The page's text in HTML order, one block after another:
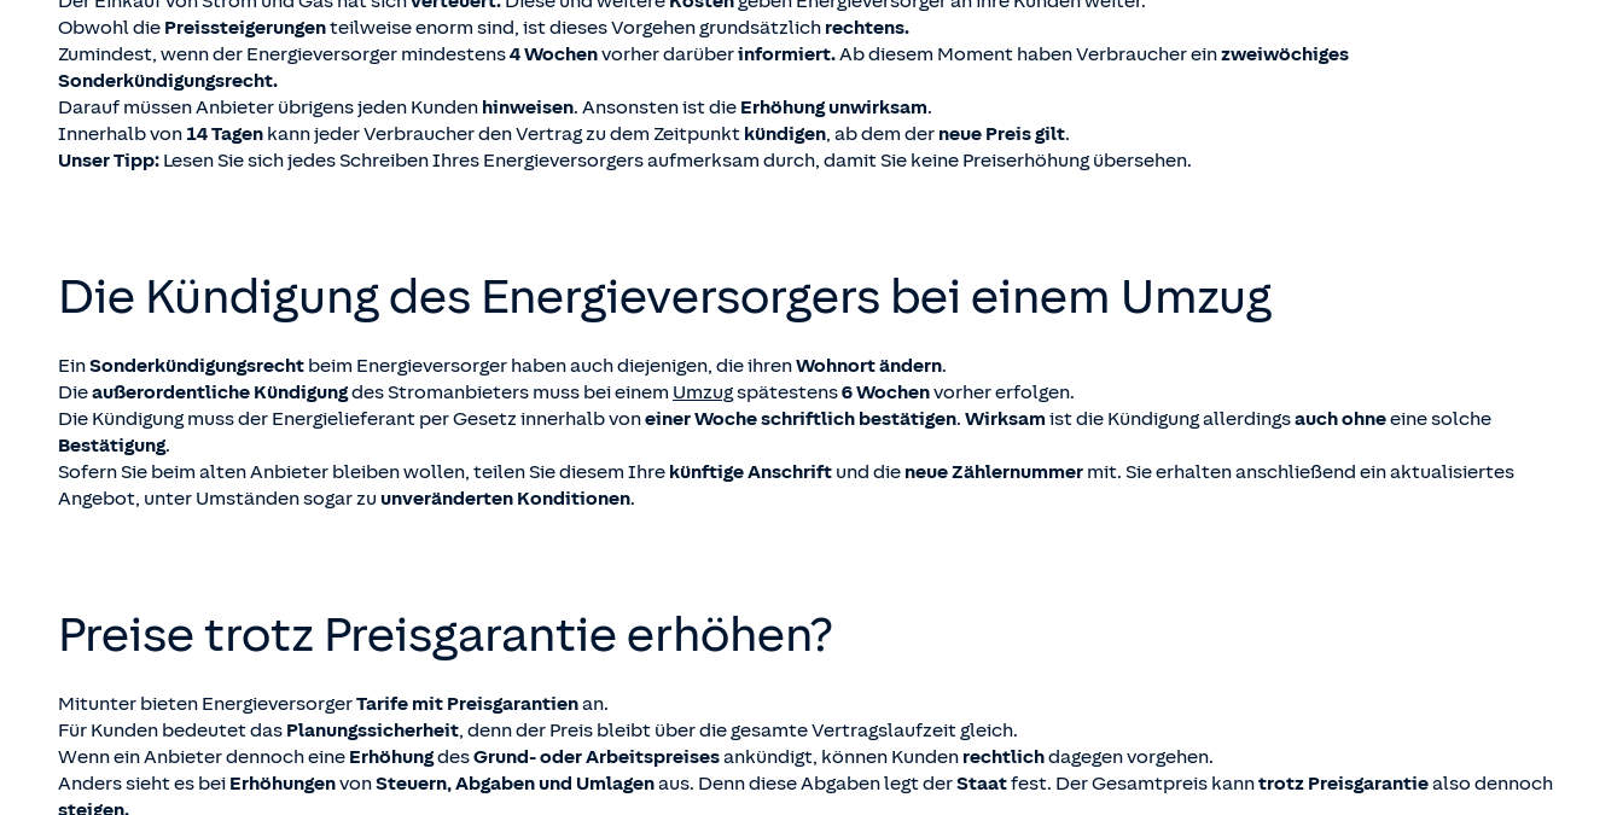
Obwohl die Preissteigerungenteilweise enorm sind, ist dieses Vorgehen grundsätzlich rechtens.
Zumindest, wenn der Energieversorger mindestens4 Wochenvorher darüberinformiert.Ab diesem Moment haben Verbraucher einzweiwöchiges
Sonderkündigungsrecht.
Darauf müssen Anbieter übrigens jeden Kunden hinweisen. Ansonsten ist die Erhöhungunwirksam.
Innerhalb von 14 Tagen kann jeder Verbraucher den Vertrag zu dem Zeitpunkt kündigen, ab dem der neue Preis gilt.
Unser Tipp: Lesen Sie sich jedes Schreiben Ihres Energieversorgers aufmerksam durch, damit Sie keine Preiserhöhung übersehen.
Die Kündigung des Energieversorgers bei einem Umzug
EinSonderkündigungsrecht beim Energieversorger haben auch diejenigen, die ihrenWohnort ändern.
Dieaußerordentliche Kündigungdes Stromanbieters muss bei einem Umzugspätestens6 Wochenvorher erfolgen.
Die Kündigung muss der Energielieferant per Gesetz innerhalb voneiner Wocheschriftlich bestätigen. Wirksamist die Kündigung allerdingsauch ohneeine solche
Bestätigung.
Sofern Sie beim alten Anbieter bleiben wollen, teilen Sie diesem Ihre künftige Anschrift und die neue Zählernummer mit. Sie erhalten anschließend ein aktualisiertes
Angebot, unter Umständen sogar zu unveränderten Konditionen.
Preise trotz Preisgarantie erhöhen?
Mitunter bieten EnergieversorgerTarife mit Preisgarantienan.
Für Kunden bedeutet das Planungssicherheit, denn der Preis bleibt über die gesamte Vertragslaufzeit gleich.
Wenn ein Anbieter dennoch eine ErhöhungdesGrund- oder Arbeitspreisesankündigt, können Kunden rechtlichdagegen vorgehen.
Anders sieht es bei ErhöhungenvonSteuern, Abgaben und Umlagenaus. Denn diese Abgaben legt derStaatfest. Der Gesamtpreis kanntrotz Preisgarantiealso dennoch
steigen.